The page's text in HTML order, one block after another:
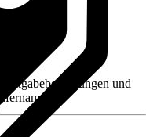
und